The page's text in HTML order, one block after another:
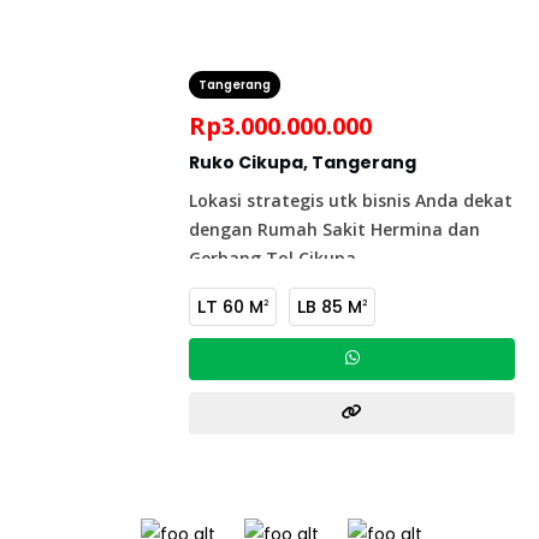
Tangerang
Rp3.000.000.000
Ruko Cikupa, Tangerang
Lokasi strategis utk bisnis Anda dekat
dengan Rumah Sakit Hermina dan
Gerbang Tol Cikupa
LT 60 M2 LB 85 M2